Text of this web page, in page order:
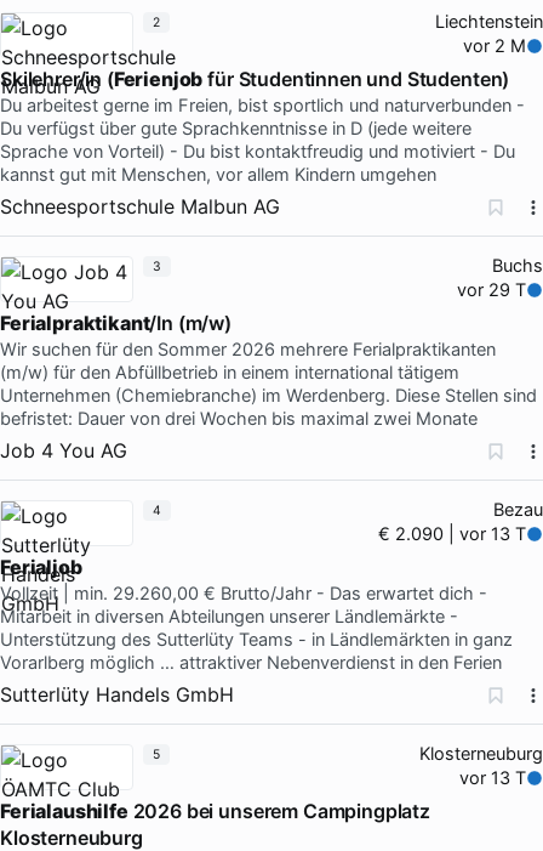
Liechtenstein
vor 2 M
Skilehrer/in (Ferienjob für Studentinnen und Studenten)
Du arbeitest gerne im Freien, bist sportlich und naturverbunden -
Du verfügst über gute Sprachkenntnisse in D (jede weitere
Sprache von Vorteil) - Du bist kontaktfreudig und motiviert - Du
kannst gut mit Menschen, vor allem Kindern umgehen
Schneesportschule Malbun AG
2
Buchs
vor 29 T
Ferialpraktikant/In (m/w)
Wir suchen für den Sommer 2026 mehrere Ferialpraktikanten
(m/w) für den Abfüllbetrieb in einem international tätigem
Unternehmen (Chemiebranche) im Werdenberg. Diese Stellen sind
befristet: Dauer von drei Wochen bis maximal zwei Monate
Job 4 You AG
3
Bezau
€ 2.090 | vor 13 T
Ferialjob
Vollzeit | min. 29.260,00 € Brutto/Jahr - Das erwartet dich -
Mitarbeit in diversen Abteilungen unserer Ländlemärkte -
Unterstützung des Sutterlüty Teams - in Ländlemärkten in ganz
Vorarlberg möglich … attraktiver Nebenverdienst in den Ferien
Sutterlüty Handels GmbH
4
Klosterneuburg
vor 13 T
Ferialaushilfe 2026 bei unserem Campingplatz
Klosterneuburg
5